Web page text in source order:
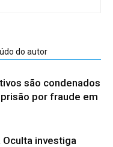
do autor
são condenados
por fraude em
Oculta investiga